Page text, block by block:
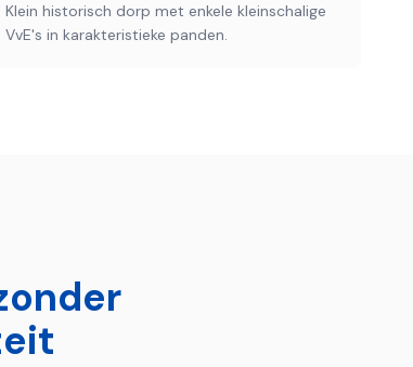
Klein historisch dorp met enkele kleinschalige
VvE's in karakteristieke panden.